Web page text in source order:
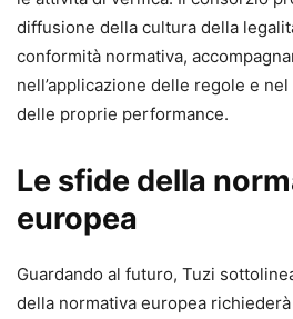
diffusione della cultura della
conformità normativa,
nell’applicazione delle regole e
delle proprie performance.
Le sfide della
europea
Guardando al futuro, Tuzi
della normativa europea